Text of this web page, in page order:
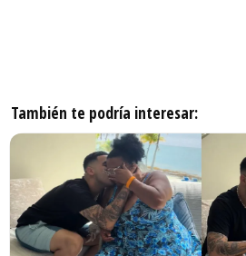
También te podría interesar: